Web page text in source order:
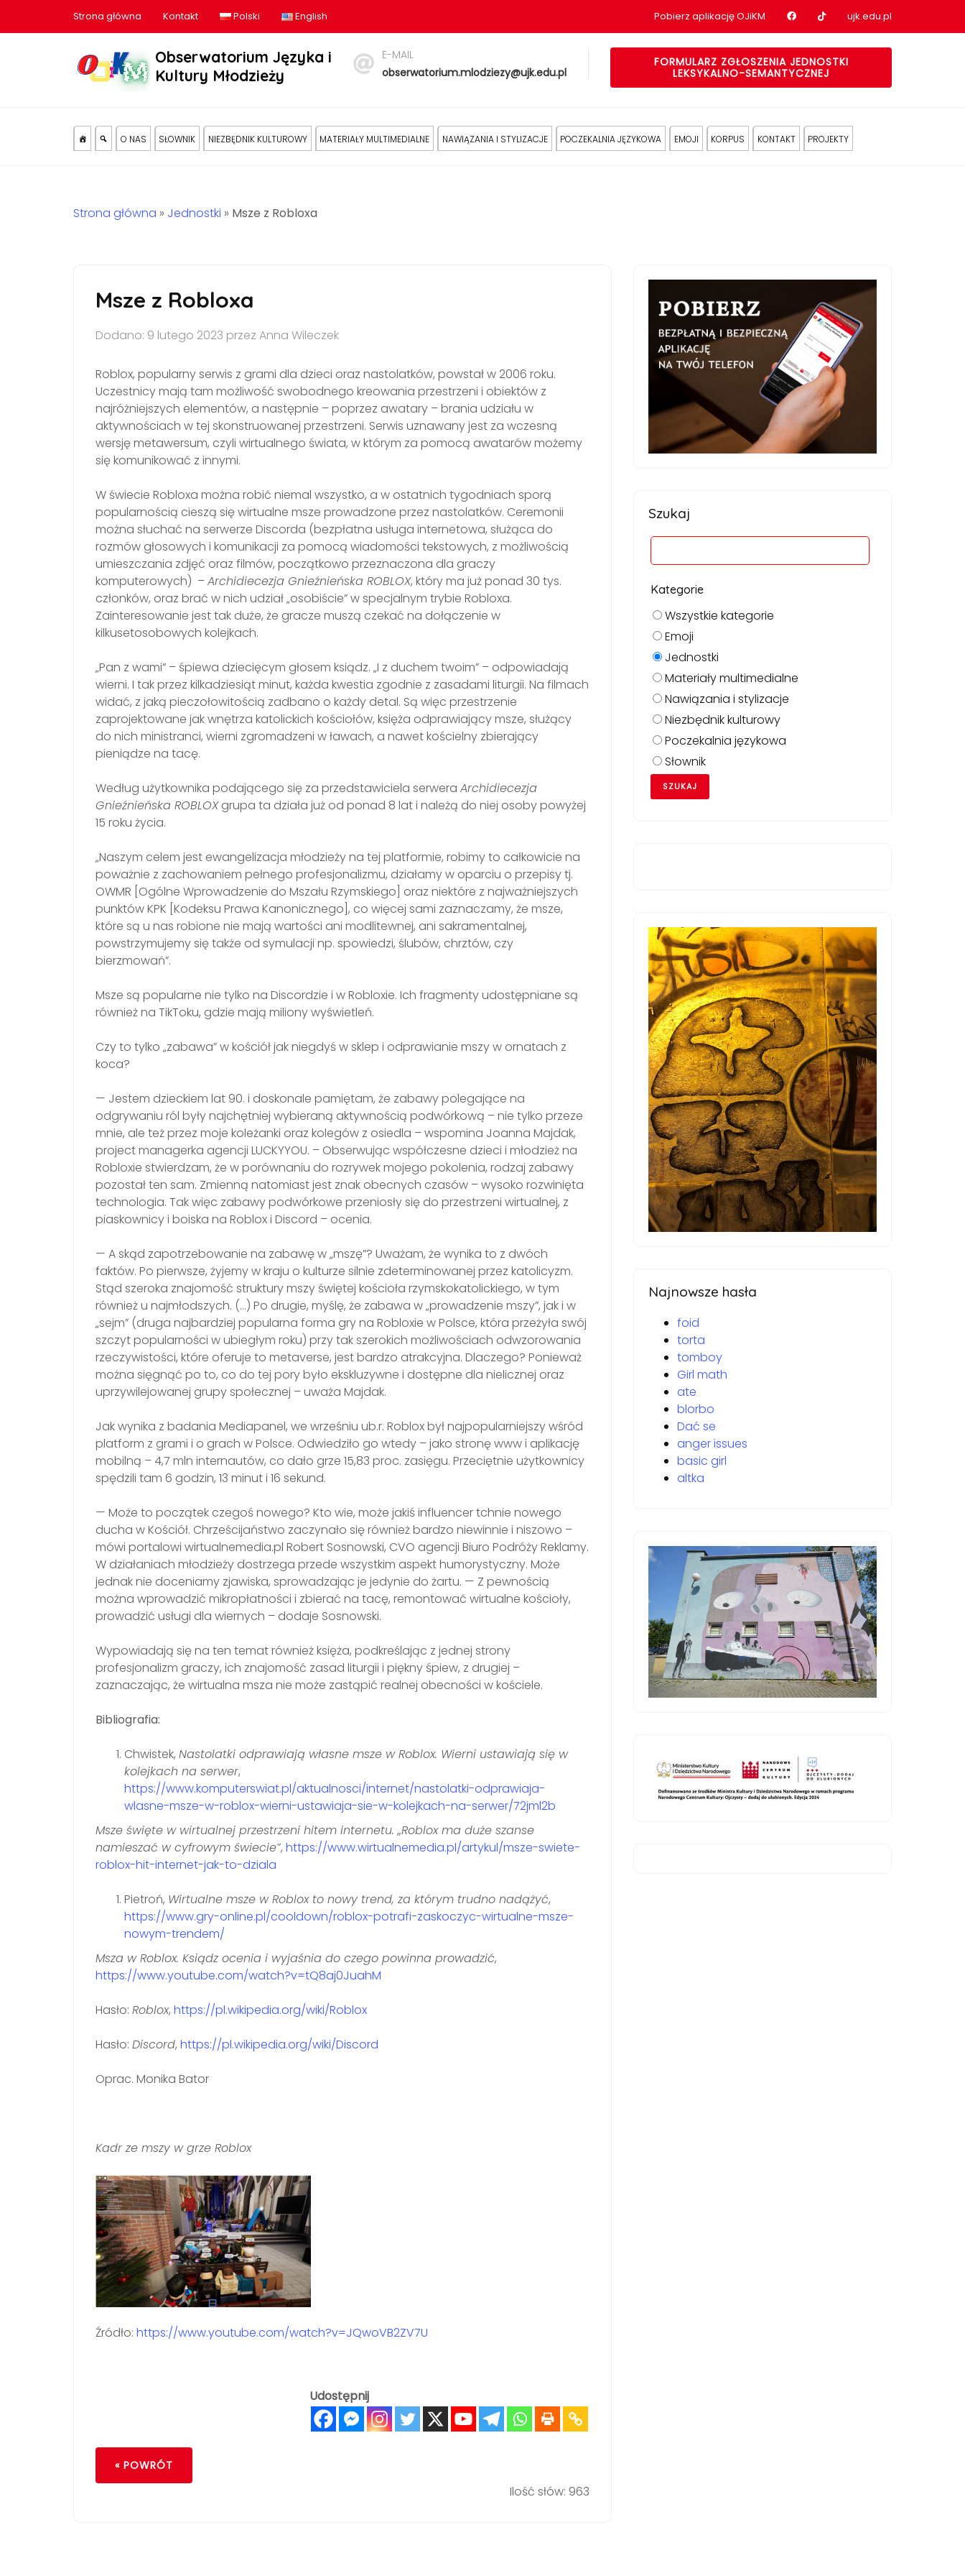
Strona główna Kontakt Polski English Pobierz aplikację OJiKM Nasz profil na Facebook
Nasz profil na tiktok
ujk.edu.pl
Obserwatorium Języka i
Kultury Młodzieży
E-MAIL
obserwatorium.mlodziezy@ujk.edu.pl
FORMULARZ ZGŁOSZENIA JEDNOSTKI
LEKSYKALNO-SEMANTYCZNEJ
O NAS SŁOWNIK NIEZBĘDNIK KULTUROWY MATERIAŁY MULTIMEDIALNE NAWIĄZANIA I STYLIZACJE POCZEKALNIA JĘZYKOWA EMOJI KORPUS KONTAKT PROJEKTY
Strona główna » Jednostki » Msze z Robloxa
Msze z Robloxa
Dodano: 9 lutego 2023 przez Anna Wileczek
Roblox, popularny serwis z grami dla dzieci oraz nastolatków, powstał w 2006 roku.
Uczestnicy mają tam możliwość swobodnego kreowania przestrzeni i obiektów z
najróżniejszych elementów, a następnie – poprzez awatary – brania udziału w
aktywnościach w tej skonstruowanej przestrzeni. Serwis uznawany jest za wczesną
wersję metawersum, czyli wirtualnego świata, w którym za pomocą awatarów możemy
się komunikować z innymi.
W świecie Robloxa można robić niemal wszystko, a w ostatnich tygodniach sporą
popularnością cieszą się wirtualne msze prowadzone przez nastolatków. Ceremonii
można słuchać na serwerze Discorda (bezpłatna usługa internetowa, służąca do
rozmów głosowych i komunikacji za pomocą wiadomości tekstowych, z możliwością
umieszczania zdjęć oraz filmów, początkowo przeznaczona dla graczy
komputerowych) –Archidiecezja Gnieźnieńska ROBLOX, który ma już ponad 30 tys.
członków, oraz brać w nich udział „osobiście” w specjalnym trybie Robloxa.
Zainteresowanie jest tak duże, że gracze muszą czekać na dołączenie w
kilkusetosobowych kolejkach.
„Pan z wami” – śpiewa dziecięcym głosem ksiądz. „I z duchem twoim” – odpowiadają
wierni. I tak przez kilkadziesiąt minut, każda kwestia zgodnie z zasadami liturgii. Na filmach
widać, z jaką pieczołowitością zadbano o każdy detal. Są więc przestrzenie
zaprojektowane jak wnętrza katolickich kościołów, księża odprawiający msze, służący
do nich ministranci, wierni zgromadzeni w ławach, a nawet kościelny zbierający
pieniądze na tacę.
Według użytkownika podającego się za przedstawiciela serwera Archidiecezja
Gnieźnieńska ROBLOXgrupa ta działa już od ponad 8 lat i należą do niej osoby powyżej
15 roku życia.
„Naszym celem jest ewangelizacja młodzieży na tej platformie, robimy to całkowicie na
poważnie z zachowaniem pełnego profesjonalizmu, działamy w oparciu o przepisy tj.
OWMR [Ogólne Wprowadzenie do Mszału Rzymskiego] oraz niektóre z najważniejszych
punktów KPK [Kodeksu Prawa Kanonicznego], co więcej sami zaznaczamy, że msze,
które są u nas robione nie mają wartości ani modlitewnej, ani sakramentalnej,
powstrzymujemy się także od symulacji np. spowiedzi, ślubów, chrztów, czy
bierzmowań”.
Msze są popularne nie tylko na Discordzie i w Robloxie. Ich fragmenty udostępniane są
również na TikToku, gdzie mają miliony wyświetleń.
Czy to tylko „zabawa” w kościół jak niegdyś w sklep i odprawianie mszy w ornatach z
koca?
— Jestem dzieckiem lat 90. i doskonale pamiętam, że zabawy polegające na
odgrywaniu ról były najchętniej wybieraną aktywnością podwórkową – nie tylko przeze
mnie, ale też przez moje koleżanki oraz kolegów z osiedla – wspomina Joanna Majdak,
project managerka agencji LUCKYYOU. – Obserwując współczesne dzieci i młodzież na
Robloxie stwierdzam, że w porównaniu do rozrywek mojego pokolenia, rodzaj zabawy
pozostał ten sam. Zmienną natomiast jest znak obecnych czasów – wysoko rozwinięta
technologia. Tak więc zabawy podwórkowe przeniosły się do przestrzeni wirtualnej, z
piaskownicy i boiska na Roblox i Discord – ocenia.
— A skąd zapotrzebowanie na zabawę w „mszę”? Uważam, że wynika to z dwóch
faktów. Po pierwsze, żyjemy w kraju o kulturze silnie zdeterminowanej przez katolicyzm.
Stąd szeroka znajomość struktury mszy świętej kościoła rzymskokatolickiego, w tym
również u najmłodszych. (…) Po drugie, myślę, że zabawa w „prowadzenie mszy”, jak i w
„sejm” (druga najbardziej popularna forma gry na Robloxie w Polsce, która przeżyła swój
szczyt popularności w ubiegłym roku) przy tak szerokich możliwościach odwzorowania
rzeczywistości, które oferuje to metaverse, jest bardzo atrakcyjna. Dlaczego? Ponieważ
można sięgnąć po to, co do tej pory było ekskluzywne i dostępne dla nielicznej oraz
uprzywilejowanej grupy społecznej – uważa Majdak.
Jak wynika z badania Mediapanel, we wrześniu ub.r. Roblox był najpopularniejszy wśród
platform z grami i o grach w Polsce. Odwiedziło go wtedy – jako stronę www i aplikację
mobilną – 4,7 mln internautów, co dało grze 15,83 proc. zasięgu. Przeciętnie użytkownicy
spędzili tam 6 godzin, 13 minut i 16 sekund.
— Może to początek czegoś nowego? Kto wie, może jakiś influencer tchnie nowego
ducha w Kościół. Chrześcijaństwo zaczynało się również bardzo niewinnie i niszowo –
mówi portalowi wirtualnemedia.pl Robert Sosnowski, CVO agencji Biuro Podróży Reklamy.
W działaniach młodzieży dostrzega przede wszystkim aspekt humorystyczny. Może
jednak nie doceniamy zjawiska, sprowadzając je jedynie do żartu. — Z pewnością
można wprowadzić mikropłatności i zbierać na tacę, remontować wirtualne kościoły,
prowadzić usługi dla wiernych – dodaje Sosnowski.
Wypowiadają się na ten temat również księża, podkreślając z jednej strony
profesjonalizm graczy, ich znajomość zasad liturgii i piękny śpiew, z drugiej –
zaznaczając, że wirtualna msza nie może zastąpić realnej obecności w kościele.
Bibliografia:
Chwistek, Nastolatki odprawiają własne msze w Roblox. Wierni ustawiają się w
kolejkach na serwer,
https://www.komputerswiat.pl/aktualnosci/internet/nastolatki-odprawiaja-
wlasne-msze-w-roblox-wierni-ustawiaja-sie-w-kolejkach-na-serwer/72jml2b
Msze święte w wirtualnej przestrzeni hitem internetu. „Roblox ma duże szanse
namieszać w cyfrowym świecie”, https://www.wirtualnemedia.pl/artykul/msze-swiete-
roblox-hit-internet-jak-to-dziala
Pietroń, Wirtualne msze w Roblox to nowy trend, za którym trudno nadążyć,
https://www.gry-online.pl/cooldown/roblox-potrafi-zaskoczyc-wirtualne-msze-
nowym-trendem/
Msza w Roblox. Ksiądz ocenia i wyjaśnia do czego powinna prowadzić,
https://www.youtube.com/watch?v=tQ8aj0JuahM
Hasło: Roblox, https://pl.wikipedia.org/wiki/Roblox
Hasło: Discord, https://pl.wikipedia.org/wiki/Discord
Oprac. Monika Bator
Kadr ze mszy w grze Roblox
Źródło: https://www.youtube.com/watch?v=JQwoVB2ZV7U
Udostępnij
« POWRÓT
Ilość słów: 963
Szukaj
Kategorie
Wszystkie kategorie
Emoji
Jednostki
Materiały multimedialne
Nawiązania i stylizacje
Niezbędnik kulturowy
Poczekalnia językowa
Słownik
Najnowsze hasła
foid
torta
tomboy
Girl math
ate
blorbo
Dać se
anger issues
basic girl
altka